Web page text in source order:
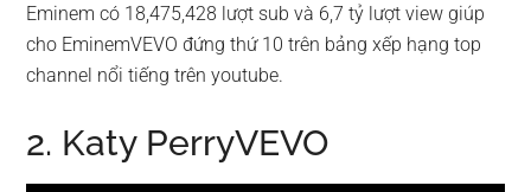
Eminem có 18,475,428 lượt sub và 6,7 tỷ lượt view giúp
cho EminemVEVO đứng thứ 10 trên bảng xếp hạng top
channel nổi tiếng trên youtube.
2. Katy PerryVEVO